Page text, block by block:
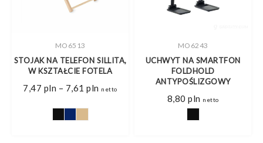
MO6513
STOJAK NA TELEFON SILLITA,
W KSZTAŁCIE FOTELA
7,47 pln – 7,61pln Zakres
cen:
netto
MO6243
UCHWYT NA SMARTFON
FOLDHOLD
ANTYPOŚLIZGOWY
8,80 pln netto